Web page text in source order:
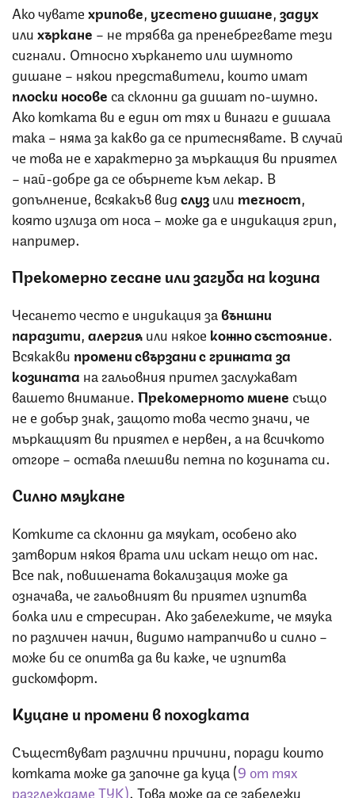
Ако чуватехрипове учестено дишане задух
илихъркане – не трябва да пренебрегвате тези
сигнали. Относно хъркането или шумното
дишане – някои представители, които имат
плоски носовеса склонни да дишат по-шумно.
Ако котката ви е един от тях и винаги е дишала
така – няма за какво да се притеснявате. В случай
че това не е характерно за мъркащия ви приятел
– най-добре да се обърнете към лекар. В
допълнение, всякакъв видслузили течност
която излиза от носа – може да е индикация грип,
например.
Прекомерно чесане или загуба на козина
Чесането често е индикация завъншни
паразити алергияили някое кожно състояние.
Всякакви промени свързани с грижата за
козината на гальовния прител заслужават
вашето внимание. Прекомерното миенесъщо
не е добър знак, защото това често значи, че
мъркащият ви приятел е нервен, а на всичкото
отгоре – остава плешиви петна по козината си.
Силно мяукане
Котките са склонни да мяукат, особено ако
затворим някоя врата или искат нещо от нас.
Все пак, повишената вокализация може да
означава, че гальовният ви приятел изпитва
болка или е стресиран. Ако забележите, че мяука
по различен начин, видимо натрапчиво и силно –
може би се опитва да ви каже, че изпитва
дискомфорт.
Куцане и промени в походката
Съществуват различни причини, поради които
котката може да започне да куца (9 от тях
разглеждаме ТУК). Това може да се забележи